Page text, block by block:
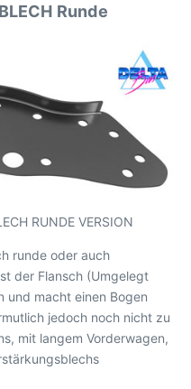
Runde
RUNDE VERSION
runde oder auch
der Flansch (Umgelegt
und macht einen Bogen
jedoch noch nicht zu
mit langem Vorderwagen,